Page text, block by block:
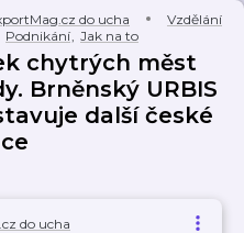
do ucha
Vzdělání
Podnikání, Jak na to
chytrých měst
Brněnský URBIS
další české
do ucha